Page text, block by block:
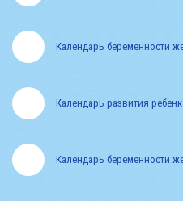
Календарь развития
Календарь беременности
Календарь беременности